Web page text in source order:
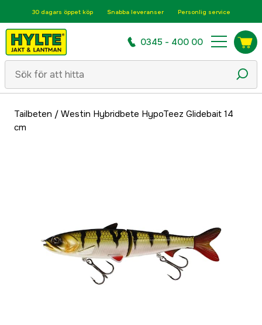
30 dagars öppet köp Snabba leveranser Personlig service
0345 - 400 00
Tailbeten / Westin Hybridbete HypoTeez Glidebait 14
cm